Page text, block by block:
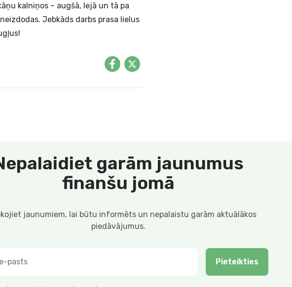
kalniņos – augšā, lejā un tā pa
Jebkāds darbs prasa lielus
garām jaunumus
finanšu jomā
jaunumiem, lai būtu informēts un nepalaistu garām aktuālākos
piedāvājumus.
Pieteikties